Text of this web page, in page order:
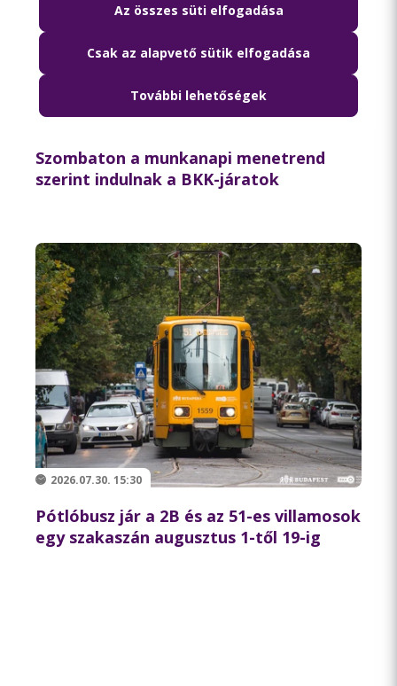
2026.08.06. 09:18
Szombaton a munkanapi menetrend
szerint indulnak a BKK-járatok
2026.07.30. 15:30
Pótlóbusz jár a 2B és az 51-es villamosok
egy szakaszán augusztus 1-től 19-ig
Az összes süti elfogadása
Csak az alapvető sütik elfogadása
További lehetőségek